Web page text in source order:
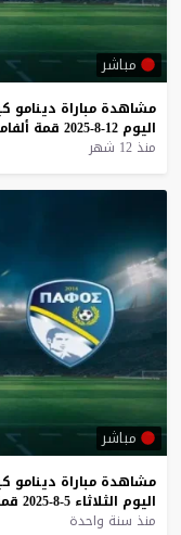
مباشر
مشاهدة مباراة دينامو
اليوم 12-8-2025 قمة
منذ 12 شهر
مباشر
مشاهدة مباراة دينامو
اليوم الثلاثاء 5-8-2025
منذ سنة واحدة